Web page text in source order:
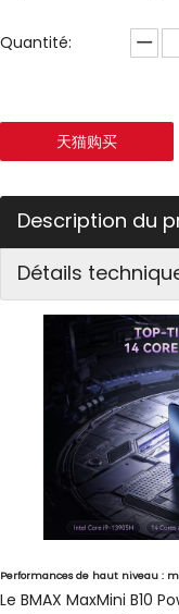
Quantité:
天猫购买
Description du
Détails
Performances de haut niveau :
Le BMAX MaxMini B10